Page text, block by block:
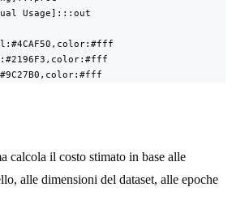
Usage]:::out
calcola il costo stimato in base alle
alle dimensioni del dataset, alle epoche